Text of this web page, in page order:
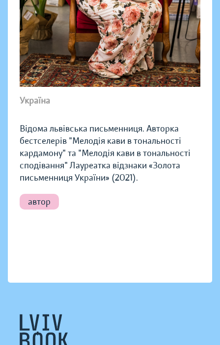
Україна
Відома львівська письменниця. Авторка
бестселерів "Мелодія кави в тональності
кардамону" та "Мелодія кави в тональності
сподівання" Лауреатка відзнаки «Золота
письменниця України» (2021).
автор